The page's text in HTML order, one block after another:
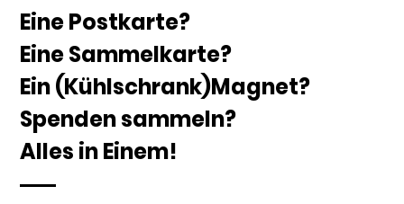
war:
6,00 €
ist:
4,50 €.
Eine Postkarte?
Eine Sammelkarte?
Ein (Kühlschrank)Magnet?
Spenden sammeln?
Alles in Einem!